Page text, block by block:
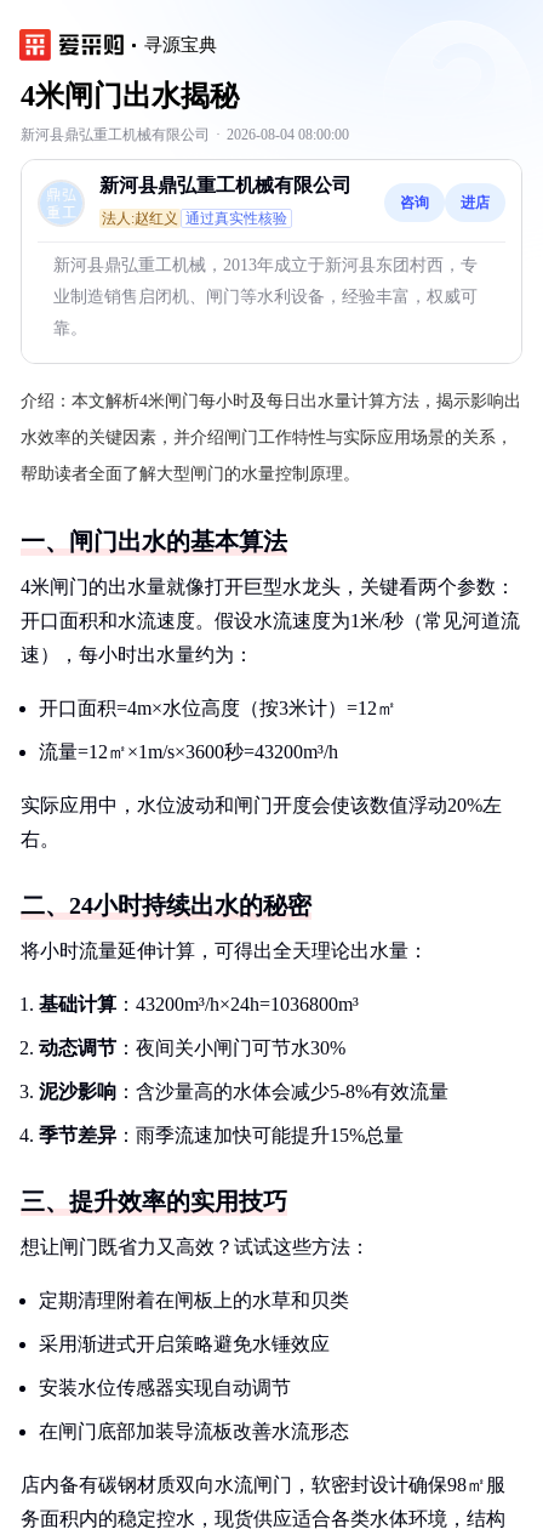
寻源宝典
4米闸门出水揭秘
新河县鼎弘重工机械有限公司 · 2026-08-04 08:00:00
新河县鼎弘重工机械有限公司
法人:赵红义 通过真实性核验
咨询 进店
新河县鼎弘重工机械，2013年成立于新河县东团村西，专
业制造销售启闭机、闸门等水利设备，经验丰富，权威可
靠。
介绍： 本文解析4米闸门每小时及每日出水量计算方法，揭示影响出
水效率的关键因素，并介绍闸门工作特性与实际应用场景的关系，
帮助读者全面了解大型闸门的水量控制原理。
一、闸门出水的基本算法
4米闸门的出水量就像打开巨型水龙头，关键看两个参数：
开口面积和水流速度。假设水流速度为1米/秒（常见河道流
速），每小时出水量约为：
开口面积=4m×水位高度（按3米计）=12㎡
流量=12㎡×1m/s×3600秒=43200m³/h
实际应用中，水位波动和闸门开度会使该数值浮动20%左
右。
二、24小时持续出水的秘密
将小时流量延伸计算，可得出全天理论出水量：
基础计算 ：43200m³/h×24h=1036800m³
动态调节 ：夜间关小闸门可节水30%
泥沙影响 ：含沙量高的水体会减少5-8%有效流量
季节差异 ：雨季流速加快可能提升15%总量
三、提升效率的实用技巧
想让闸门既省力又高效？试试这些方法：
定期清理附着在闸板上的水草和贝类
采用渐进式开启策略避免水锤效应
安装水位传感器实现自动调节
在闸门底部加装导流板改善水流形态
店内备有碳钢材质双向水流闸门，软密封设计确保98㎡服
务面积内的稳定控水，现货供应适合各类水体环境，结构